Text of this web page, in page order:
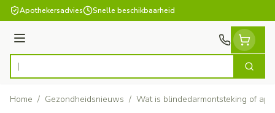
Ga naar de inhoud
Apothekersadvies Snelle beschikbaarheid
Menu
Product, merk, categorie... Zoek
Home / Gezondheidsnieuws / Wat is blindedarmontsteking of